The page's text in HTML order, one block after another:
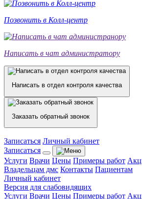
Позвонить в Колл-центр
Написать в чат администратору
Написать в отдел контроля качества
Заказать обратный звонок
Записаться Личный кабинет
Записаться
Услуги Врачи Цены Примеры работ
Владельцам дмс Контакты Пациентам
Личный кабинет
Версия для слабовидящих
Услуги Врачи Цены Примеры работ